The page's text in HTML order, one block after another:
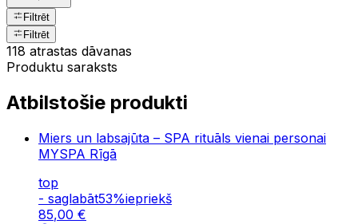
Filtrēt
Filtrēt
118 atrastas dāvanas
Produktu saraksts
Atbilstošie produkti
Miers un labsajūta – SPA rituāls vienai personai
MYSPA Rīgā
top
- saglabāt53%iepriekš
85,00 €